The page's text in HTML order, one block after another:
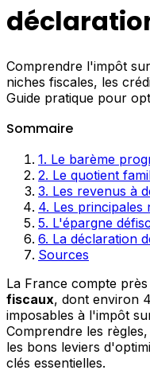
Comprendre l'impôt
niches fiscales, les
Guide pratique pour
Sommaire
1. Le barème
2. Le quotient
3. Les revenus à
4. Les principales
5. L'épargne
6. La déclaration
Sources
La France compte près
fiscaux, dont environ
imposables à l'impôt
Comprendre les
les bons leviers
clés essentielles.